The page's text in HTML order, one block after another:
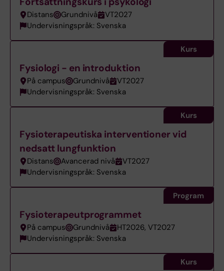
Distans Grundnivå
VT2027
Undervisningspråk: Svenska
Fysiologi - en introduktion
På campus Grundnivå
VT2027
Undervisningspråk: Svenska
Kurs
Fysioterapeutiska interventioner vid
nedsatt lungfunktion
Distans Avancerad nivå
VT2027
Undervisningspråk: Svenska
Kurs
Fysioterapeutprogrammet
På campus Grundnivå
HT2026, VT2027
Undervisningspråk: Svenska
Program
Kurs